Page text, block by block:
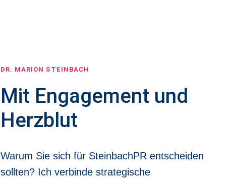
DR. MARION STEINBACH
Mit Engagement und
Herzblut
Warum Sie sich für SteinbachPR entscheiden
sollten? Ich verbinde strategische